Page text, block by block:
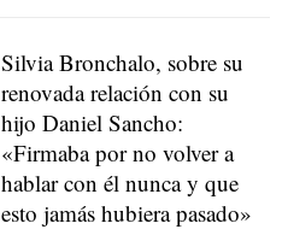
Silvia Bronchalo, sobre su
renovada relación con su
hijo Daniel Sancho:
«Firmaba por no volver a
hablar con él nunca y que
esto jamás hubiera pasado»